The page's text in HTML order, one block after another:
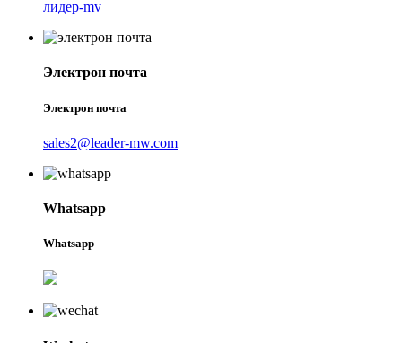
лидер-mv
Электрон почта
Электрон почта
sales2@leader-mw.com
Whatsapp
Whatsapp